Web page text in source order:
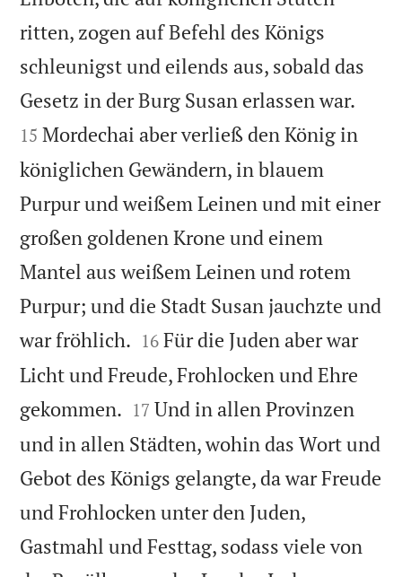
ritten, zogen auf Befehl des Königs
schleunigst und eilends aus, sobald das
Gesetz in der Burg Susan erlassen war.
15 Mordechai aber verließ den König in
königlichen Gewändern, in blauem
Purpur und weißem Leinen und mit einer
großen goldenen Krone und einem
Mantel aus weißem Leinen und rotem
Purpur; und die Stadt Susan jauchzte und
war fröhlich. 

16 Für die Juden aber war
Licht und Freude, Frohlocken und Ehre
gekommen. 

17 Und in allen Provinzen
und in allen Städten, wohin das Wort und
Gebot des Königs gelangte, da war Freude
und Frohlocken unter den Juden,
Gastmahl und Festtag, sodass viele von